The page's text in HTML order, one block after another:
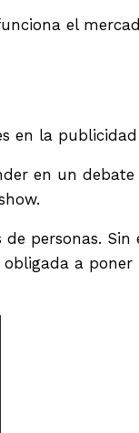
el
en la
en un debate
personas. Sin
a